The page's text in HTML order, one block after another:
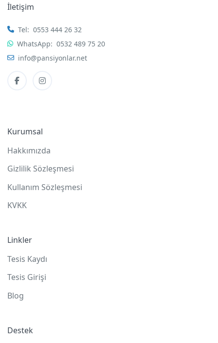
İletişim
Tel: 0553 444 26 32
WhatsApp: 0532 489 75 20
info@pansiyonlar.net
Kurumsal
Hakkımızda
Gizlilik Sözleşmesi
Kullanım Sözleşmesi
KVKK
Linkler
Tesis Kaydı
Tesis Girişi
Blog
Destek